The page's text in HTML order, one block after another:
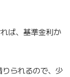
ば、基準金利か
られるので、少